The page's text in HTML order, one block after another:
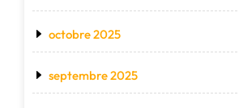
octobre 2025
septembre 2025